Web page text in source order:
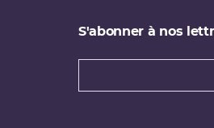
S'abonner à nos
Types de